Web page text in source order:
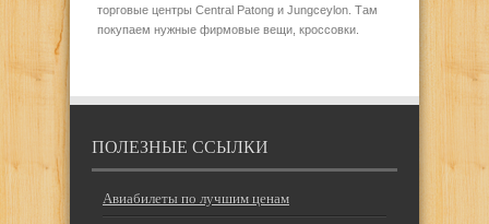
торговые центры Central Patong и Jungceylon. Там
покупаем нужные фирмовые вещи, кроссовки.
ПОЛЕЗНЫЕ ССЫЛКИ
Авиабилеты по лучшим ценам